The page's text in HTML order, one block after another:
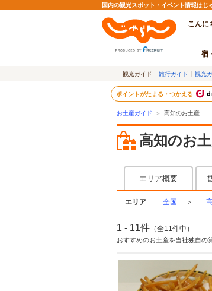
国内の観光スポット・イベント情報は
こんに
宿
観光ガイド 旅行ガイド 観光
ポイントがたまる・つかえる
お土産ガイド ＞ 高知のお土産
高知のお
エリア概要
エリア 全国 ＞
1 - 11件 （全11件中）
おすすめのお土産を当社独自の